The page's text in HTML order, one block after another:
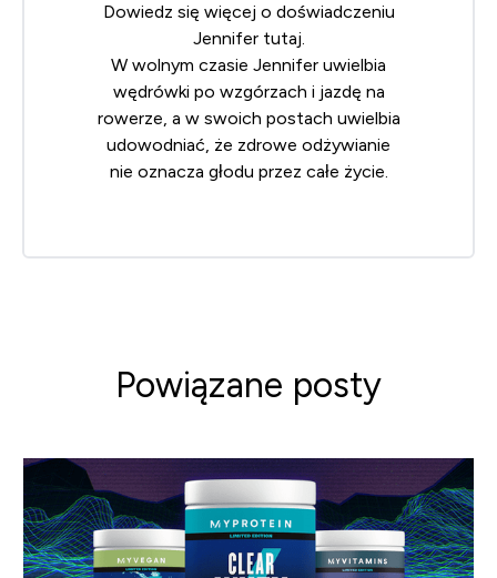
Dowiedz się więcej o doświadczeniu
Jennifer tutaj
W wolnym czasie Jennifer uwielbia
wędrówki po wzgórzach i jazdę na
rowerze, a w swoich postach uwielbia
udowodniać, że zdrowe odżywianie
nie oznacza głodu przez całe życie.
Powiązane posty